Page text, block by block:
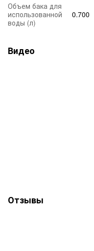
Объем бака для
использованной
воды (л)
0.700
Видео
Отзывы